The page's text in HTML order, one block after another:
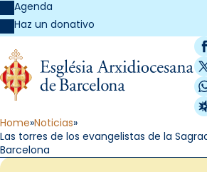
Agenda
Haz un donativo
X
Home Noticias
Las torres de los evangelistas de la
Barcelona